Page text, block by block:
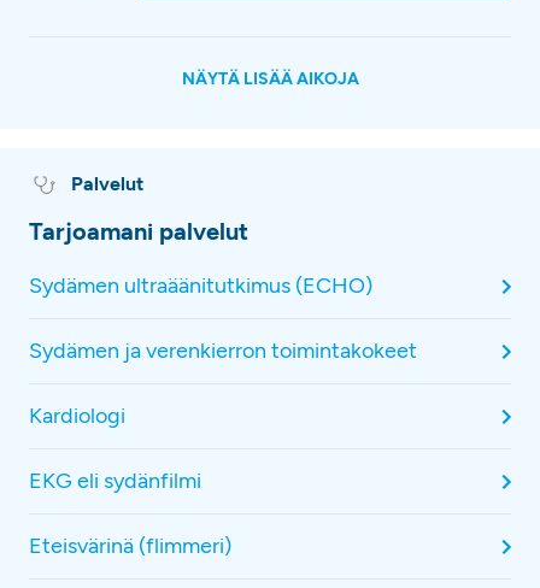
NÄYTÄ LISÄÄ AIKOJA
Palvelut
Tarjoamani palvelut
Sydämen ultraäänitutkimus (ECHO)
Sydämen ja verenkierron toimintakokeet
Kardiologi
EKG eli sydänfilmi
Eteisvärinä (flimmeri)